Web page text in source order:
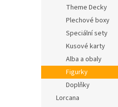
Theme Decky
Plechové boxy
Speciální sety
Kusové karty
Alba a obaly
Figurky
Doplňky
Lorcana